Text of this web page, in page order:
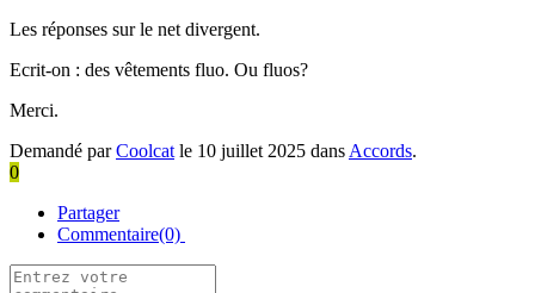
Les réponses sur le net divergent.
Ecrit-on : des vêtements fluo. Ou fluos?
Merci.
Demandé parCoolcat le 10 juillet 2025 dans Accords.
0
Partager
Commentaire(0)